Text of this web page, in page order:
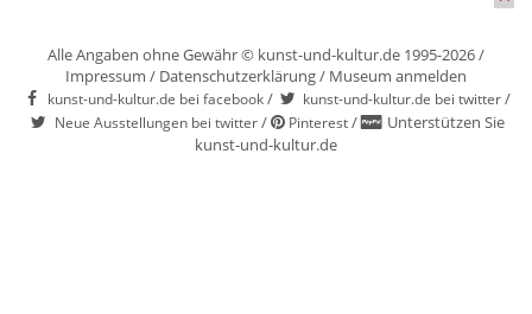
Alle Angaben ohne Gewähr © kunst-und-kultur.de 1995-2026 /
Impressum / Datenschutzerklärung/ Museum anmelden
kunst-und-kultur.de bei facebook/ kunst-und-kultur.de bei twitter/
Neue Ausstellungen bei twitter/ Pinterest/
Unterstützen Sie
kunst-und-kultur.de